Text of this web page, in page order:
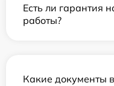
Есть ли гарантия
работы?
Какие документы